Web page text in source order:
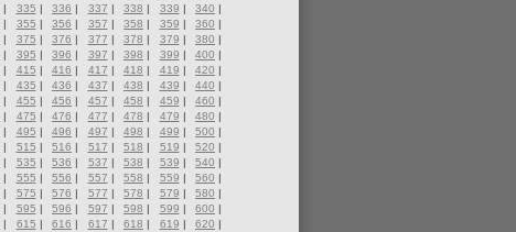
| 335 | 336 | 337 | 338 | 339 | 340 |
| 355 | 356 | 357 | 358 | 359 | 360 |
| 375 | 376 | 377 | 378 | 379 | 380 |
| 395 | 396 | 397 | 398 | 399 | 400 |
| 415 | 416 | 417 | 418 | 419 | 420 |
| 435 | 436 | 437 | 438 | 439 | 440 |
| 455 | 456 | 457 | 458 | 459 | 460 |
| 475 | 476 | 477 | 478 | 479 | 480 |
| 495 | 496 | 497 | 498 | 499 | 500 |
| 515 | 516 | 517 | 518 | 519 | 520 |
| 535 | 536 | 537 | 538 | 539 | 540 |
| 555 | 556 | 557 | 558 | 559 | 560 |
| 575 | 576 | 577 | 578 | 579 | 580 |
| 595 | 596 | 597 | 598 | 599 | 600 |
| 615 | 616 | 617 | 618 | 619 | 620 |